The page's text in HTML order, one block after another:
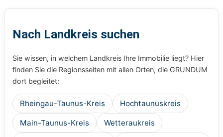
Nach Landkreis suchen
Sie wissen, in welchem Landkreis Ihre Immobilie liegt? Hier
finden Sie die Regionsseiten mit allen Orten, die GRUNDUM
dort begleitet:
Rheingau-Taunus-Kreis Hochtaunuskreis
Main-Taunus-Kreis Wetteraukreis